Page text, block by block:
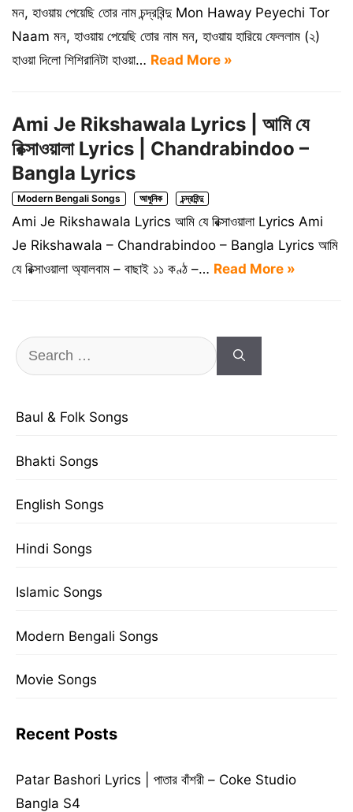
মন, হাওয়ায় পেয়েছি তোর নাম চন্দ্রবিন্দু Mon Haway Peyechi Tor
Naam মন, হাওয়ায় পেয়েছি তোর নাম মন, হাওয়ায় হারিয়ে ফেললাম (২)
হাওয়া দিলো শিশিরানিটা হাওয়া… Read More »
Ami Je Rikshawala Lyrics | আমি যে
রিক্সাওয়ালা Lyrics | Chandrabindoo –
Bangla Lyrics
Modern Bengali Songs আধুনিক চন্দ্রবিন্দু
Ami Je Rikshawala Lyrics আমি যে রিক্সাওয়ালা Lyrics Ami
Je Rikshawala – Chandrabindoo – Bangla Lyrics আমি
যে রিক্সাওয়ালা অ্যালবাম – বাছাই ১১ কণ্ঠ –… Read More »
Search
for:
Baul & Folk Songs
Bhakti Songs
English Songs
Hindi Songs
Islamic Songs
Modern Bengali Songs
Movie Songs
Recent Posts
Patar Bashori Lyrics | পাতার বাঁশরী – Coke Studio
Bangla S4